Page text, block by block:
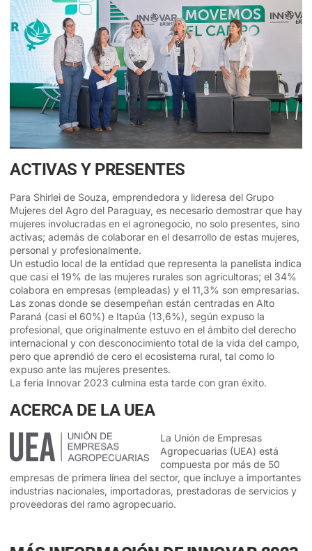
ACTIVAS Y PRESENTES
Para Shirlei de Souza, emprendedora y lideresa del Grupo
Mujeres del Agro del Paraguay, es necesario demostrar que hay
mujeres involucradas en el agronegocio, no solo presentes, sino
activas; además de colaborar en el desarrollo de estas mujeres,
personal y profesionalmente.
Un estudio local de la entidad que representa la panelista indica
que casi el 19% de las mujeres rurales son agricultoras; el 34%
colabora en empresas (empleadas) y el 11,3% son empresarias.
Las zonas donde se desempeñan están centradas en Alto
Paraná (casi el 60%) e Itapúa (13,6%), según expuso la
profesional, que originalmente estuvo en el ámbito del derecho
internacional y con desconocimiento total de la vida del campo,
pero que aprendió de cero el ecosistema rural, tal como lo
expuso ante las mujeres presentes.
La feria Innovar 2023 culmina esta tarde con gran éxito.
ACERCA DE LA UEA
La Unión de Empresas
Agropecuarias (UEA) está
compuesta por más de 50
empresas de primera línea del sector, que incluye a importantes
industrias nacionales, importadoras, prestadoras de servicios y
proveedoras del ramo agropecuario.